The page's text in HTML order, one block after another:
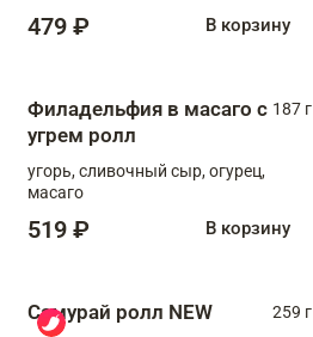
479 ₽ В корзину
Филадельфия в масаго с
угрем ролл
187 г
угорь, сливочный сыр, огурец,
масаго
519 ₽ В корзину
Самурай ролл NEW
259 г